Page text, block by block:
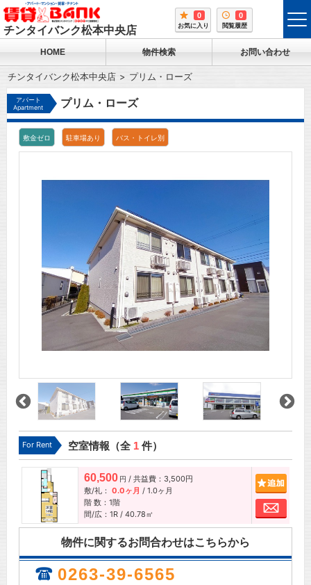
チンタイバンク松本中央店
0
お気に入り
0
閲覧履歴
HOME 物件検索 お問い合わせ
チンタイバンク松本中央店 プリム・ローズ
アパート
Apartment
プリム・ローズ
敷金ゼロ 駐車場あり バス・トイレ別
For Rent 空室情報（全 1件）
60,500 円 / 共益費：3,500円
敷/礼： 0.0ヶ月 / 1.0ヶ月
階 数：1階
間/広：1R / 40.78㎡
お問
物件に関するお問合わせはこちらから
0263-39-6565